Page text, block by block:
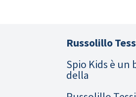
Russolillo
Spio Kids è un
della